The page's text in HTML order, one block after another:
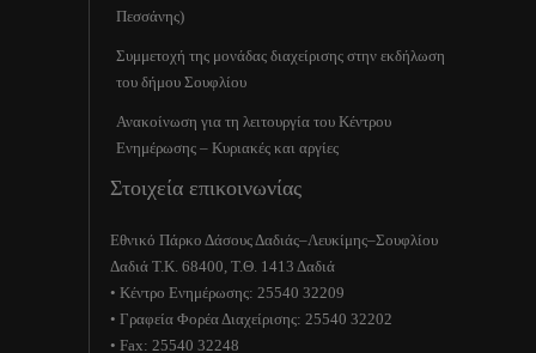
Πεσσάνης)
Συμμετοχή της μονάδας διαχείρισης στην εκδήλωση
του δήμου Σουφλίου
Ανακοίνωση για τη λειτουργία του Κέντρου
Ενημέρωσης – Κυριακές και αργίες
Στοιχεία επικοινωνίας
Εθνικό Πάρκο Δάσους Δαδιάς–Λευκίμης–Σουφλίου
Δαδιά Τ.Κ. 68400, Τ.Θ. 1413 Δαδιά
• Κέντρο Ενημέρωσης: 25540 32209
• Γραφεία Φορέα Διαχείρισης: 25540 32202
• Fax: 25540 32248